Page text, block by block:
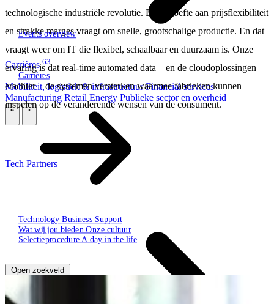
Events overview
Carrières63
Carrières
Technology Business Support
Wat wij jou biedenOnze cultuur
Selectieprocedure A day in the life
Open zoekveld
Mobiliteit, logistiek & infrastructuurFinancial services
Manufacturing Retail Energy Publieke sector en overheid
Tech Partners
technologische industriële revolutie. De behoefte aan prijsflexibiliteit
en strakke marges vraagt om snelle, grootschalige productie. En dat
vraagt weer om IT die flexibel, schaalbaar en duurzaam is. Onze
ervaring is dat real-time automated data – en de cloudoplossingen
erachter – de systemen versterken waarmee fabrieken kunnen
inspelen op de veranderende wensen van de consument.